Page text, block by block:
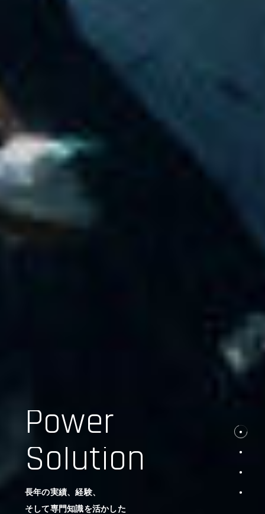
Power
Solution
長年の実績、経験、
そして専門知識を活かした